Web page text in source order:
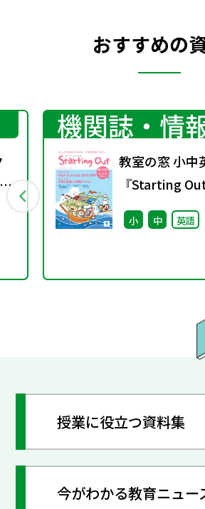
おすすめの
機関誌・情
教室の窓 小中
『Starting
(2026年春号)
小 中 英語
授業に役立つ資料集
今がわかる教育ニュー